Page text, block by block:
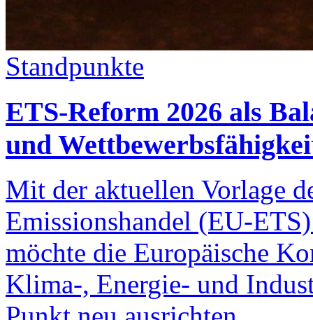
Standpunkte
ETS-Reform 2026 als
und
Mit der aktuellen Vorlage
Emissionshandel (EU-
möchte die Europäische
Klima-, Energie- und